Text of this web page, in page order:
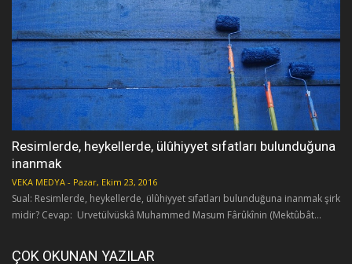
Resimlerde, heykellerde, ülûhiyyet sıfatları bulunduğuna
inanmak
VEKA MEDYA - Pazar, Ekim 23, 2016
Sual: Resimlerde, heykellerde, ülûhiyyet sıfatları bulunduğuna inanmak şirk
midir? Cevap: Urvetülvüskâ Muhammed Masum Fârûkînin (Mektûbât...
ÇOK OKUNAN YAZILAR